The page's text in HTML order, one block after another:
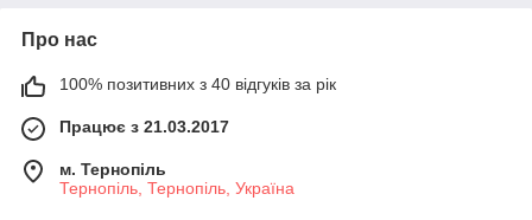
Про нас
100% позитивних з 40 відгуків за рік
Працює з 21.03.2017
м. Тернопіль
Тернопіль, Тернопіль, Україна